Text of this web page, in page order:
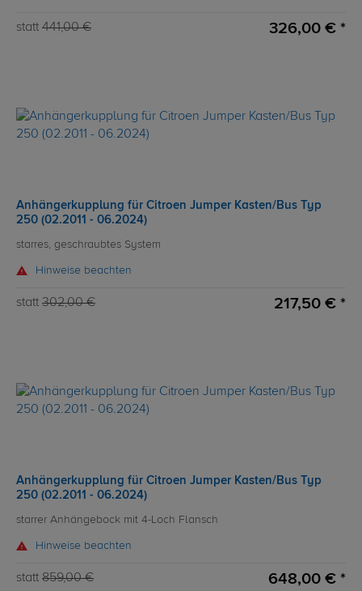
statt 441,00 € 326,00 € *
Anhängerkupplung für Citroen Jumper Kasten/Bus Typ
250 (02.2011 - 06.2024)
starres, geschraubtes System
Hinweise beachten
statt 302,00 € 217,50 € *
Anhängerkupplung für Citroen Jumper Kasten/Bus Typ
250 (02.2011 - 06.2024)
starrer Anhängebock mit 4-Loch Flansch
Hinweise beachten
statt 859,00 € 648,00 € *